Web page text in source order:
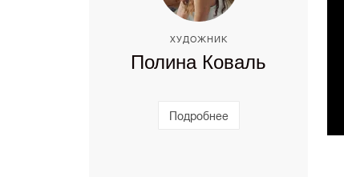
ХУДОЖНИК
Полина Коваль
Подробнее